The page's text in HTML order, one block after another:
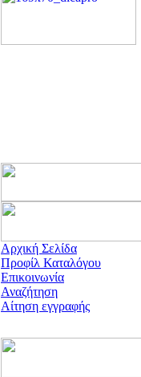
Αρχική Σελίδα
Προφίλ Καταλόγου
Επικοινωνία
Αναζήτηση
Αίτηση εγγραφής